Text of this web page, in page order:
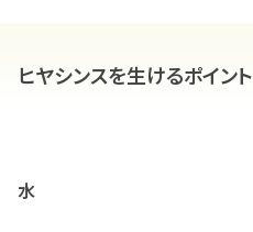
ヒヤシンスを生けるポイント
水